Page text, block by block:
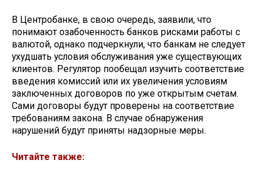
В Центробанке, в свою очередь, заявили, что
понимают озабоченность банков рисками работы с
валютой, однако подчеркнули, что банкам не следует
ухудшать условия обслуживания уже существующих
клиентов. Регулятор пообещал изучить соответствие
введения комиссий или их увеличения условиям
заключенных договоров по уже открытым счетам.
Сами договоры будут проверены на соответствие
требованиям закона. В случае обнаружения
нарушений будут приняты надзорные меры.
Читайте также: